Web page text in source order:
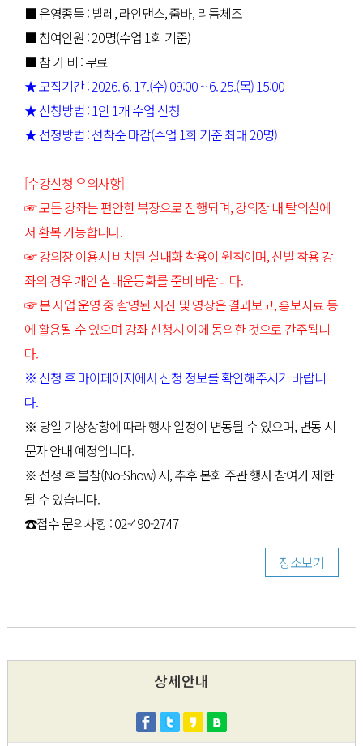
■ 운영종목 : 발레, 라인댄스, 줌바, 리듬체조
■ 참여인원 : 20명(수업 1회 기준)
■ 참 가 비 : 무료
★ 모집기간 : 2026. 6. 17.(수) 09:00 ~ 6. 25.(목) 15:00
★ 신청방법 : 1인 1개 수업 신청
★ 선정방법 : 선착순 마감(수업 1회 기준 최대 20명)
[수강신청 유의사항]
☞ 모든 강좌는 편안한 복장으로 진행되며, 강의장 내 탈의실에
서 환복 가능합니다.
☞ 강의장 이용시 비치된 실내화 착용이 원칙이며, 신발 착용 강
좌의 경우 개인 실내운동화를 준비 바랍니다.
☞ 본 사업 운영 중 촬영된 사진 및 영상은 결과보고, 홍보자료 등
에 활용될 수 있으며 강좌 신청시 이에 동의한 것으로 간주됩니
다.
※ 신청 후 마이페이지에서 신청 정보를 확인해주시기 바랍니
다.
※ 당일 기상상황에 따라 행사 일정이 변동될 수 있으며, 변동 시
문자 안내 예정입니다.
※ 선정 후 불참(No-Show) 시, 추후 본회 주관 행사 참여가 제한
될 수 있습니다.
☎접수 문의사항 : 02-490-2747
장소보기
상세안내